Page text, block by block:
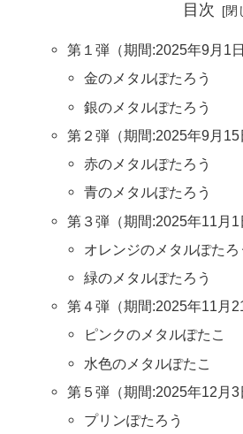
目次
第１弾（期間:2025年9月1
金のメタルぽたろう
銀のメタルぽたろう
第２弾（期間:2025年9月15
赤のメタルぽたろう
青のメタルぽたろう
第３弾（期間:2025年11月1
オレンジのメタルぽたろ
緑のメタルぽたろう
第４弾（期間:2025年11月
ピンクのメタルぽたこ
水色のメタルぽたこ
第５弾（期間:2025年12月3
プリンぽたろう